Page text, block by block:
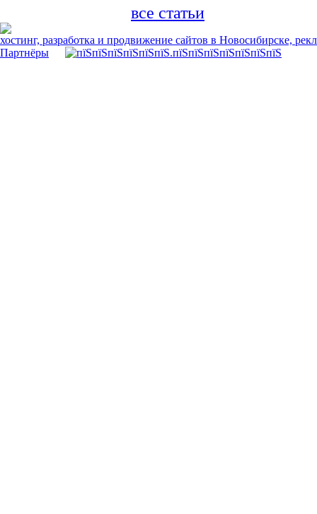
все статьи
хостинг, разработка и продвижение сайтов в Новосибирске,
Партнёры